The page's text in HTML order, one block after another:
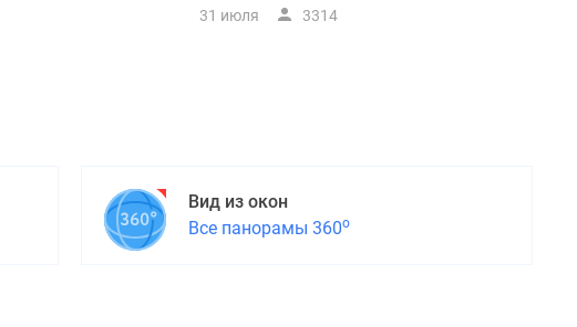
31 июля 3314
Вид из окон
Все панорамы 360о